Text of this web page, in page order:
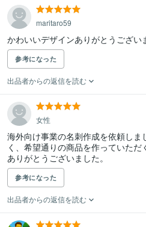
maritaro59
かわいいデザインありがとうござい
参考になった
出品者からの返信を読む
女性
海外向け事業の名刺作成を依頼し
く、希望通りの商品を作っていただ
ありがとうございました。
参考になった
出品者からの返信を読む